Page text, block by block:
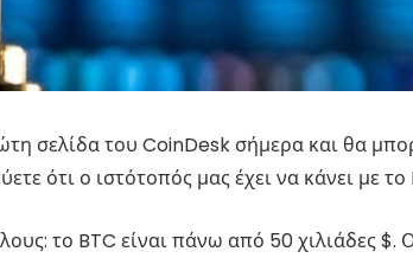
σελίδα του CoinDesk σήμερα και θα
ότι ο ιστότοπός μας έχει να κάνει με
το BTC είναι πάνω από 50 χιλιάδες $.